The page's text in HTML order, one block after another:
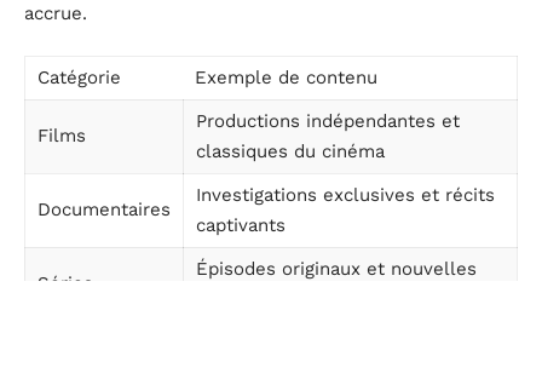
accrue.
Catégorie Exemple de contenu
Films
Productions indépendantes et
classiques du cinéma
Documentaires
Investigations exclusives et récits
captivants
Séries
Épisodes originaux et nouvelles